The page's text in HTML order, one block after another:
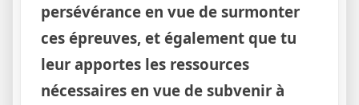
persévérance en vue de surmonter
ces épreuves, et également que tu
leur apportes les ressources
nécessaires en vue de subvenir à